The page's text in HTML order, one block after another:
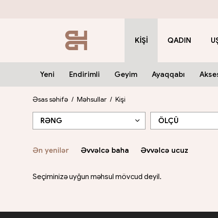
KIŞI QADIN
Yeni Endirimli Geyim Ayaqqabı
Yeni Endirimli Geyim Ayaqqabı
Yeni Endirimli Geyim Ayaqqabı
Yeni Endirimli Geyim Ayaqqabı
Əsas səhifə / Məhsullar / Kişi
RƏNG ÖLÇÜ
Ən yenilər Əvvəlcə baha Əvvəlcə ucuz
Seçiminizə uyğun məhsul mövcud deyil.